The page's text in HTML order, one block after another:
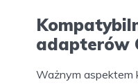
adapterów
Ważnym aspektem